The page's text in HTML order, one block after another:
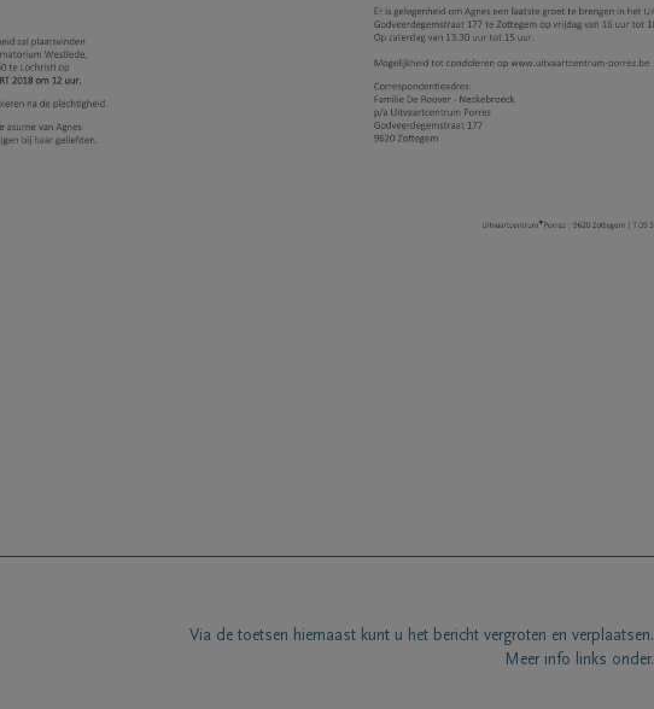
Via de toetsen hiernaast kunt u het bericht vergroten en verplaatsen.
Meer info links onder.